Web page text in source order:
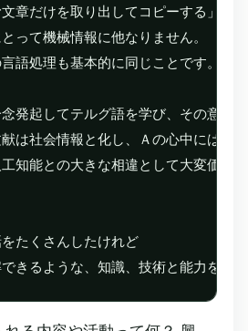
文章だけを取り出してコピーする」と
って機械情報に他なりません。
語処理も基本的に同じことです。
発起してテルグ語を学び、その意味
は社会情報と化し、Ａの心中には共
知能との大きな相違として大変価値
たくさんしたけれど